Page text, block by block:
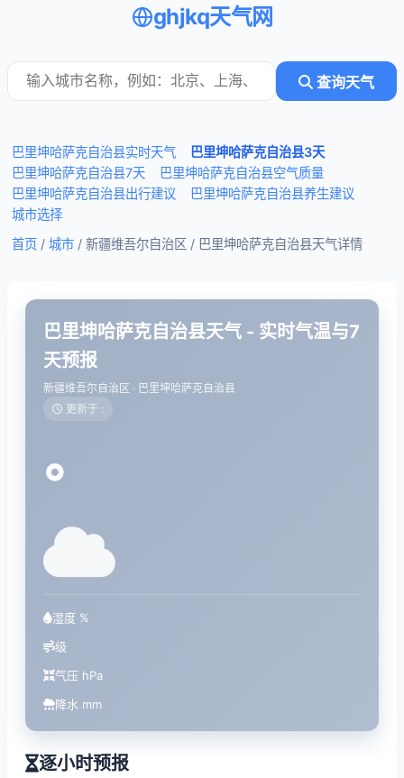
ghjkq天气网
查询天气
巴里坤哈萨克自治县实时天气
巴里坤哈萨克自治县3天
巴里坤哈萨克自治县7天
巴里坤哈萨克自治县空气质量
巴里坤哈萨克自治县出行建议
巴里坤哈萨克自治县养生建议
城市选择
首页 / 城市 / 新疆维吾尔自治区 / 巴里坤哈萨克自治县天气详情
巴里坤哈萨克自治县天气 - 实时气温与7
天预报
新疆维吾尔自治区 · 巴里坤哈萨克自治县
更新于 :
°
湿度 %
级
气压 hPa
降水 mm
逐小时预报